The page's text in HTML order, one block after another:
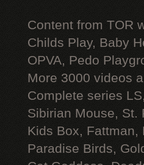
Content from TOR
Childs Play, Baby
OPVA, Pedo
More 3000 videos
Complete series
Sibirian Mouse, St.
Kids Box, Fattman,
Paradise Birds,